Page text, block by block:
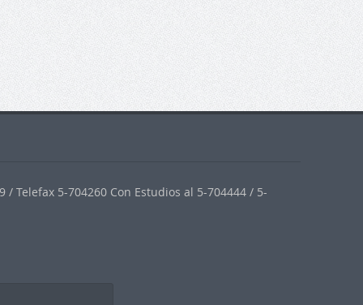
Telefax 5-704260 Con Estudios al 5-704444 / 5-